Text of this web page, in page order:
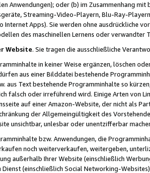
Anwendungen); oder (b) im Zusammenhang
Streaming-Video-Playern, Blu-Ray-
Internet Apps). Sie werden ohne ausdrückliche
des maschinellen Lernens oder
Website. Sie tragen die ausschließliche
in keiner Weise ergänzen, löschen
aus einer Bilddatei bestehende
aus Text bestehende Programminhalte so
falsch oder irreführend wird. Einige Arten von
auf einer Amazon-Website, der nicht als
der Allgemeingültigkeit des
unsichtbar, unlesbar oder unentzifferbar
bzw. Anwendungen, die
noch weiterverkaufen, weitergeben,
außerhalb Ihrer Website (einschließlich
(einschließlich Social Networking-